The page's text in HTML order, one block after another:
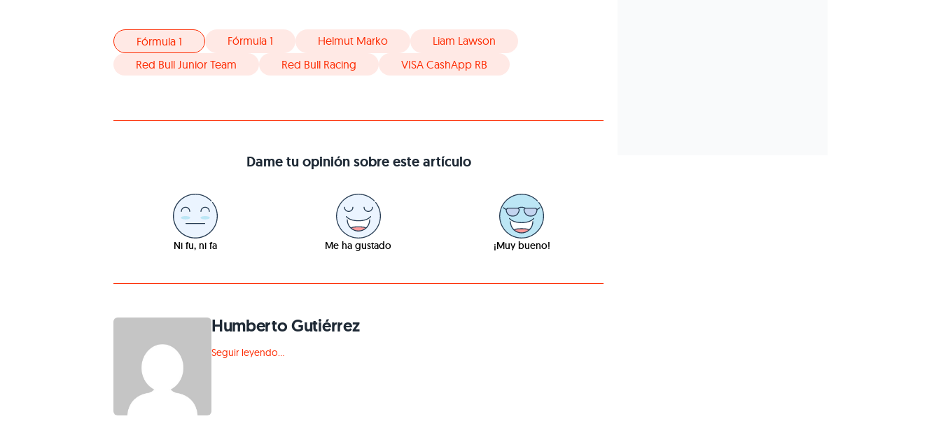
Fórmula 1 Fórmula 1 Helmut Marko
Liam Lawson
Red Bull Junior Team
Red Bull Racing VISA CashApp RB
Dame tu opinión sobre este artículo
Ni fu, ni fa Me ha gustado ¡Muy bueno!
Humberto Gutiérrez
Seguir leyendo...